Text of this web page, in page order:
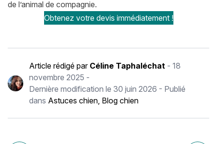
de l’animal de compagnie.
Obtenez votre devis immédiatement !
Article rédigé par Céline Taphaléchat -18
novembre 2025 -
Dernière modification le30 juin 2026 - Publié
dans Astuces chien, Blog chien